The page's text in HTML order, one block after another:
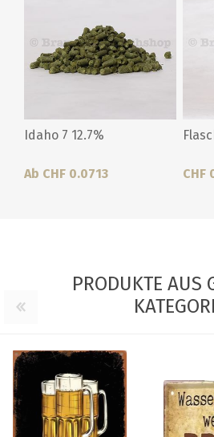
Idaho 7 12.7%
Ab CHF 0.0713 CHF
PRODUKTE AUS